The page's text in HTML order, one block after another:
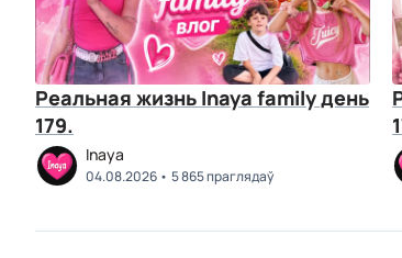
Реальная жизнь Inaya family день
179.
Inaya
04.08.2026 5 865 праглядаў